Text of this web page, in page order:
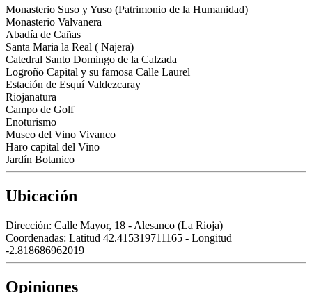
Monasterio Suso y Yuso (Patrimonio de la Humanidad)
Monasterio Valvanera
Abadía de Cañas
Santa Maria la Real ( Najera)
Catedral Santo Domingo de la Calzada
Logroño Capital y su famosa Calle Laurel
Estación de Esquí Valdezcaray
Riojanatura
Campo de Golf
Enoturismo
Museo del Vino Vivanco
Haro capital del Vino
Jardín Botanico
Ubicación
Dirección: Calle Mayor, 18 - Alesanco (La Rioja)
Coordenadas: Latitud 42.415319711165 - Longitud
-2.818686962019
Opiniones